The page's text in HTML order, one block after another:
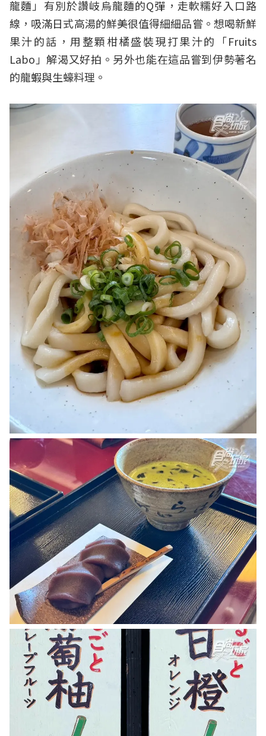
龍麵」有別於讚岐烏龍麵的Q彈，走軟糯好入口路
線，吸滿日式高湯的鮮美很值得細細品嘗。想喝新鮮
果汁的話，用整顆柑橘盛裝現打果汁的「Fruits
Labo」解渴又好拍。另外也能在這品嘗到伊勢著名
的龍蝦與生蠔料理。